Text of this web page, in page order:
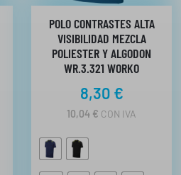
POLO CONTRASTES ALTA
VISIBILIDAD MEZCLA
POLIESTER Y ALGODON
WR.3.321 WORKO
8,30 €
10,04 € CON IVA